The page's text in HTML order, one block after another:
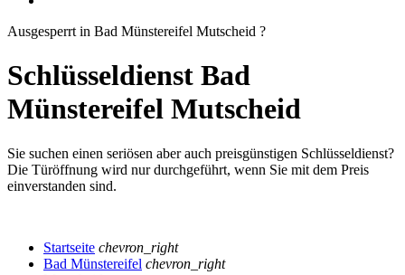
Ausgesperrt in Bad Münstereifel Mutscheid ?
Schlüsseldienst Bad
Münstereifel Mutscheid
Sie suchen einen seriösen aber auch preisgünstigen Schlüsseldienst?
Die Türöffnung wird nur durchgeführt, wenn Sie mit dem Preis
einverstanden sind.
Startseite chevron_right
Bad Münstereifel chevron_right